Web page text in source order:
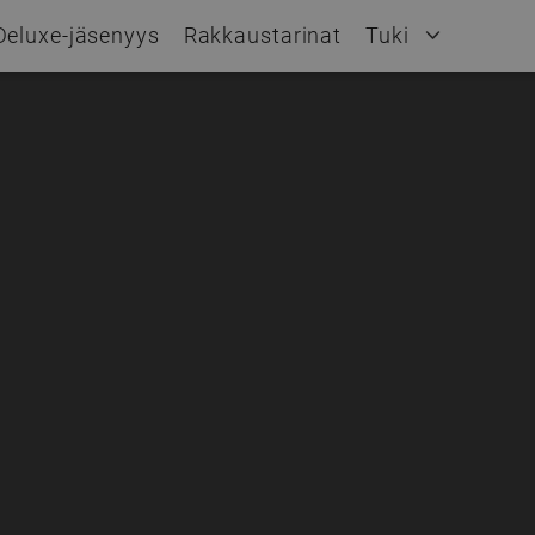
jäsenyys Rakkaustarinat Tuki